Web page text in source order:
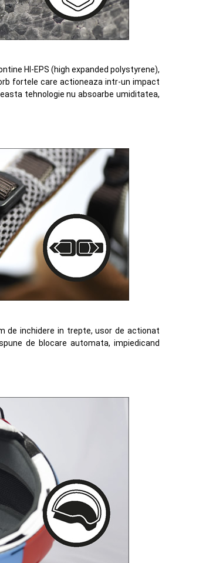
HI-EPS (high expanded polystyrene),
fortele care actioneaza intr-un impact
tehnologie nu absoarbe umiditatea,
de inchidere in trepte, usor de actionat
de blocare automata, impiedicand